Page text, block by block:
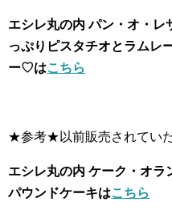
エシレ丸の内 パン・オ・
っぷりピスタチオとラムレ
ー♡はこちら
★参考★以前販売されてい
エシレ丸の内 ケーク・オラ
パウンドケーキはこちら